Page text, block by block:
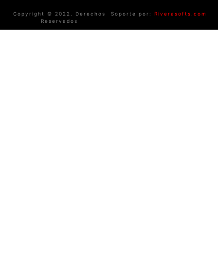
Copyright © 2022. Derechos
Reservados
Soporte por: Riverasofts.com